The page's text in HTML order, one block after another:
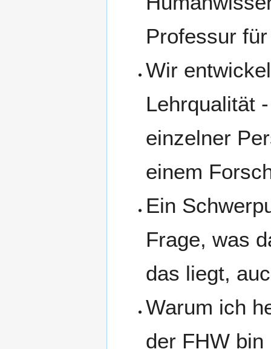
Professur
Wir
Lehrqualität
einzelner
einem
Ein
Frage, was
das liegt,
Warum ich
der FHW